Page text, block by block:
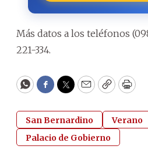
Más datos a los teléfonos
221-334.
WhatsApp
Facebook
Twitter
EmailCopyPrint
San Bernardino
Verano
Palacio de Gobierno